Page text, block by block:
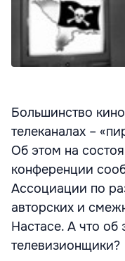
Большинство
телеканалах –
Об этом на
конференции
Ассоциации по
авторских и
Настасе. А что
телевизионщики?